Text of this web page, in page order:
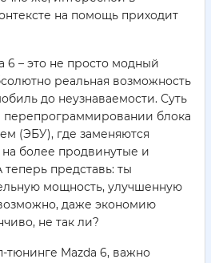
на помощь приходит
6 – это не просто модный
реальная возможность
до неузнаваемости. Суть
перепрограммировании блока
(ЭБУ), где заменяются
более продвинутые и
представь: ты
мощность, улучшенную
даже экономию
не так ли?
тюнинге Mazda 6, важно